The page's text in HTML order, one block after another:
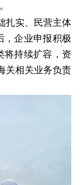
扎实、民营主体
，企业申报积极
将持续扩容，资
关相关业务负责